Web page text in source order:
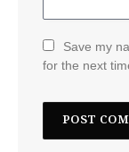
Save my
for the next